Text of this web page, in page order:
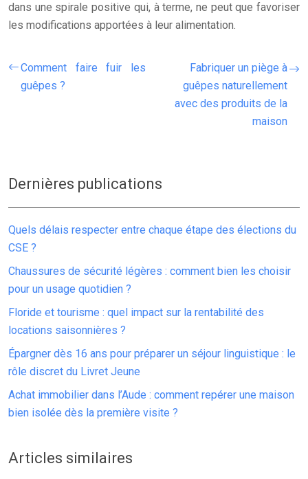
dans une spirale positive qui, à terme, ne peut que favoriser
les modifications apportées à leur alimentation.
Comment faire fuir les
guêpes ?
Fabriquer un piège à
guêpes naturellement
avec des produits de la
maison
Dernières publications
Quels délais respecter entre chaque étape des élections du
CSE ?
Chaussures de sécurité légères : comment bien les choisir
pour un usage quotidien ?
Floride et tourisme : quel impact sur la rentabilité des
locations saisonnières ?
Épargner dès 16 ans pour préparer un séjour linguistique : le
rôle discret du Livret Jeune
Achat immobilier dans l’Aude : comment repérer une maison
bien isolée dès la première visite ?
Articles similaires